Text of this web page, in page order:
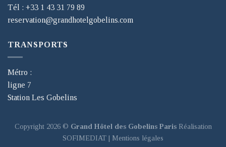
Tél : +33 1 43 31 79 89
reservation@grandhotelgobelins.com
TRANSPORTS
Métro :
ligne 7
Station Les Gobelins
Copyright 2026 © Grand Hôtel des Gobelins Paris Réalisation
SOFIMEDIAT | Mentions légales